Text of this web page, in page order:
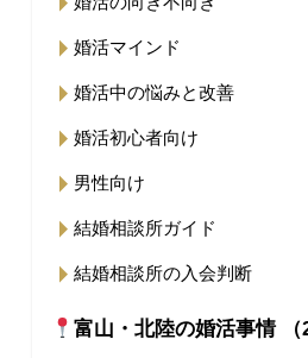
婚活マインド
婚活中の悩みと改善
婚活初心者向け
男性向け
結婚相談所ガイド
結婚相談所の入会判断
富山・北陸の婚活事情 （